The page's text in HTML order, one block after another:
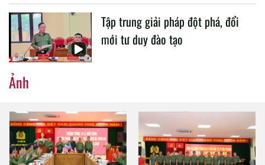
Tập trung giải pháp đột phá, đổi
mới tư duy đào tạo
Ảnh